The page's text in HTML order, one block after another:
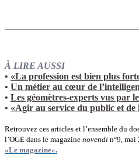
À LIRE AUSSI
• «La profession est bien plus
• Un métier au cœur de
• Les géomètres‑experts vus par
• «Agir au service du public et de
Retrouvez ces articles et l’ensemble du
l’OGE dans le magazine novendi n°9, mai
«Le magazine».